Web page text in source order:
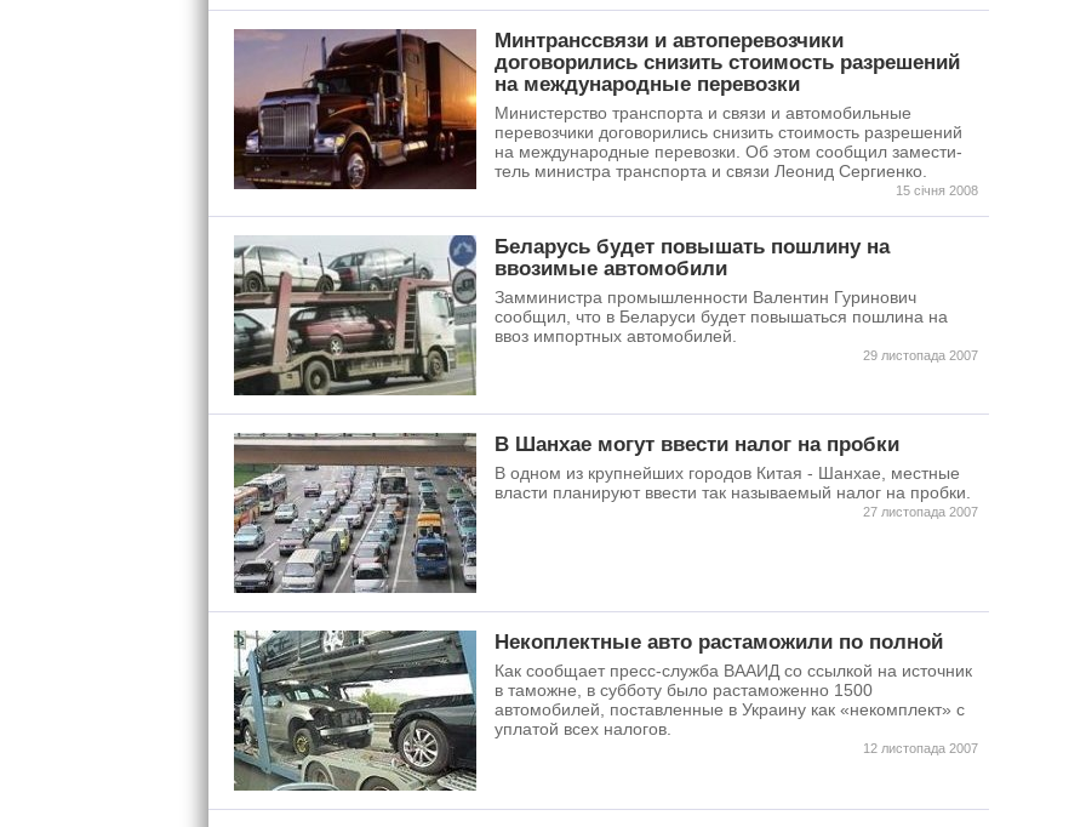
Минтранссвязи и автоперевозчики
договорились снизить стоимость разрешений
на международные перевозки
Министерство транспорта и связи и автомобильные
перевозчики договорились снизить стоимость разрешений
на международные перевозки. Об этом сообщил замести-
тель министра транспорта и связи Леонид Сергиенко.
15 січня 2008
Беларусь будет повышать пошлину на
ввозимые автомобили
Замминистра промышленности Валентин Гуринович
сообщил, что в Беларуси будет повышаться пошлина на
ввоз импортных автомобилей.
29 листопада 2007
В Шанхае могут ввести налог на пробки
В одном из крупнейших городов Китая - Шанхае, местные
власти планируют ввести так называемый налог на пробки.
27 листопада 2007
Некоплектные авто растаможили по полной
Как сообщает пресс-служба ВААИД со ссылкой на источник
в таможне, в субботу было растаможенно 1500
автомобилей, поставленные в Украину как «некомплект» с
уплатой всех налогов.
12 листопада 2007